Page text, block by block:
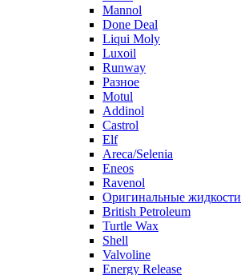
Mannol
Done Deal
Liqui Moly
Luxoil
Runway
Разное
Motul
Addinol
Castrol
Elf
Areca/Selenia
Eneos
Ravenol
Оригинальные жидкости
British Petroleum
Turtle Wax
Shell
Valvoline
Energy Release